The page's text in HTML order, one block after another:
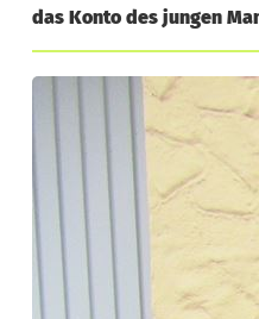
das Konto des jungen
t
o
r